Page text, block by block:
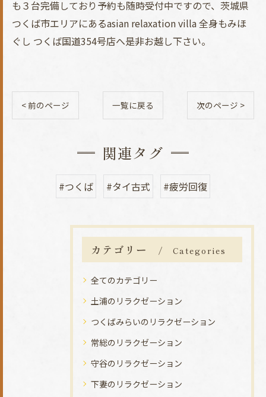
も３台完備しており予約も随時受付中ですので、茨城県
つくば市エリアにあるasian relaxation villa 全身もみほ
ぐし つくば国道354号店へ是非お越し下さい。
< 前のページ 一覧に戻る 次のページ >
関連タグ
#つくば #タイ古式 #疲労回復
カテゴリー Categories
全てのカテゴリー
土浦のリラクゼーション
つくばみらいのリラクゼーション
常総のリラクゼーション
守谷のリラクゼーション
下妻のリラクゼーション